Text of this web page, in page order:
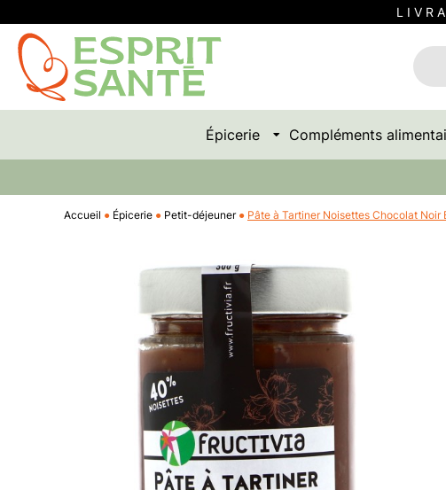
L I V R
Épicerie Compléments
Accueil Épicerie Petit-déjeuner Pâte à Tartiner Noisettes Chocolat Noir